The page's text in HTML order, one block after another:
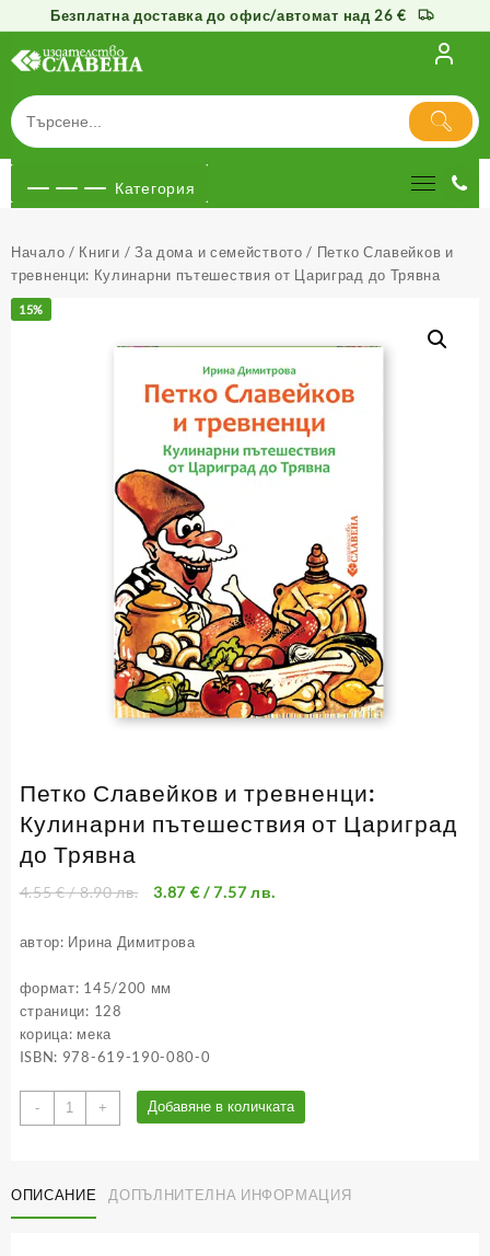
Безплатна доставка до офис/автомат над 26 €
съдържанието
Категория
Начало / Книги / За дома и семейството / Петко Славейков и
тревненци: Кулинарни пътешествия от Цариград до Трявна
15%
Петко Славейков и тревненци:
Кулинарни пътешествия от Цариград
до Трявна
4.55€/ 8.90 лв. 3.87 €/ 7.57 лв.
автор: Ирина Димитрова
формат: 145/200 мм
страници: 128
корица: мека
ISBN: 978-619-190-080-0
-
количество
за
и
тревненци:
+ Добавяне в количката
ОПИСАНИЕ ДОПЪЛНИТЕЛНА ИНФОРМАЦИЯ